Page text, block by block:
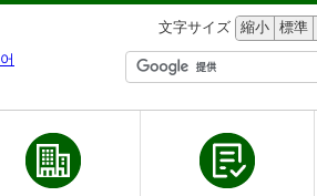
文字サイズ 縮小 標準